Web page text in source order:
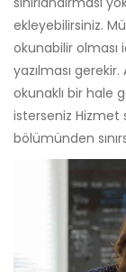
ekleyebilirsiniz.
okunabilir
yazılması
okunaklı bir hale
isterseniz Hizmet
bölümünden